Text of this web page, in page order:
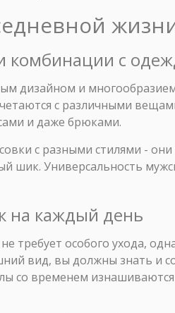
комбинации с
дизайном и
с различными
и даже брюками.
с разными стилями -
шик. Универсальность
на каждый день
требует особого ухода,
вид, вы должны знать и
со временем изнашиваются